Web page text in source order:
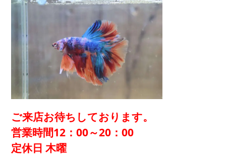
ご来店お待ちしております。
営業時間12：00～20：00
定休日 木曜